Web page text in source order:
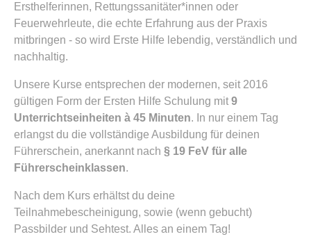
Ersthelferinnen, Rettungssanitäter*innen oder
Feuerwehrleute, die echte Erfahrung aus der Praxis
mitbringen - so wird Erste Hilfe lebendig, verständlich und
nachhaltig.
Unsere Kurse entsprechen der modernen, seit 2016
gültigen Form der Ersten Hilfe Schulung mit 9
Unterrichtseinheiten à 45 Minuten. In nur einem Tag
erlangst du die vollständige Ausbildung für deinen
Führerschein, anerkannt nach § 19 FeV für alle
Führerscheinklassen.
Nach dem Kurs erhältst du deine
Teilnahmebescheinigung, sowie (wenn gebucht)
Passbilder und Sehtest. Alles an einem Tag!